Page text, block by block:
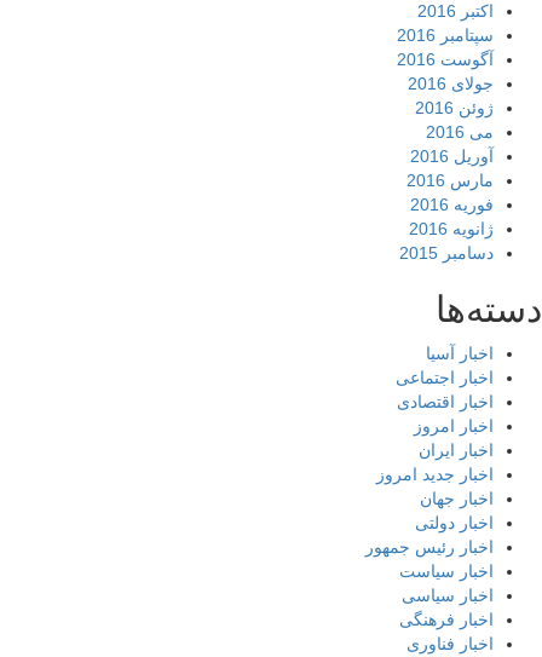
اکتبر 2016
سپتامبر 2016
آگوست 2016
جولای 2016
ژوئن 2016
می 2016
آوریل 2016
مارس 2016
فوریه 2016
ژانویه 2016
دسامبر 2015
اخبار آسیا
اخبار اجتماعی
اخبار اقتصادی
اخبار امروز
اخبار ایران
اخبار جدید امروز
اخبار جهان
اخبار دولتی
اخبار رئیس جمهور
اخبار سیاست
اخبار سیاسی
اخبار فرهنگی
اخبار فناوری